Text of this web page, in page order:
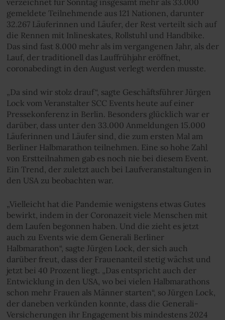
verzeichnet für Sonntag insgesamt mehr als 33.000
gemeldete Teilnehmende aus 121 Nationen, darunter
32.267 Läuferinnen und Läufer, der Rest verteilt sich auf
die Rennen mit Inlineskates, Rollstuhl und Handbike.
Das sind fast 8.000 mehr als im vergangenen Jahr, als der
Lauf, der traditionell das Lauffrühjahr eröffnet,
coronabedingt in den August verlegt werden musste.
„Da sind wir stolz drauf“, sagte Geschäftsführer Jürgen
Lock vom Veranstalter SCC Events heute auf einer
Pressekonferenz in Berlin. Besonders glücklich war er
darüber, dass unter den 33.000 Anmeldungen 15.000
Läuferinnen und Läufer sind, die zum ersten Mal am
Berliner Halbmarathon teilnehmen. Eine so hohe Zahl
von Erstteilnahmen gab es noch nie bei diesem Event.
Ein Trend, der zuletzt auch bei Laufveranstaltungen in
den USA zu beobachten war.
„Vielleicht hat die Pandemie wenigstens etwas Gutes
bewirkt, indem in der Coronazeit viele Menschen mit
dem Laufen begonnen haben. Und die zieht es jetzt
auch zu Events wie dem Generali Berliner
Halbmarathon“, sagte Jürgen Lock, der sich auch
darüber freut, dass der Frauenanteil stetig wächst und
jetzt bei 40 Prozent liegt. „Das entspricht auch der
Entwicklung in den USA, wo bei vielen Halbmarathons
schon mehr Frauen als Männer starten“, so Jürgen Lock,
der daneben verkünden konnte, dass die Generali-
Versicherungen ihr Engagement bis mindestens 2024